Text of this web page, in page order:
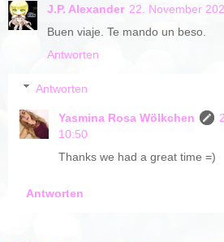
J.P. Alexander 22. November
Buen viaje. Te mando un beso.
Antworten
Antworten
Yasmina Rosa Wölkchen
10:50
Thanks we had a great time =)
Antworten